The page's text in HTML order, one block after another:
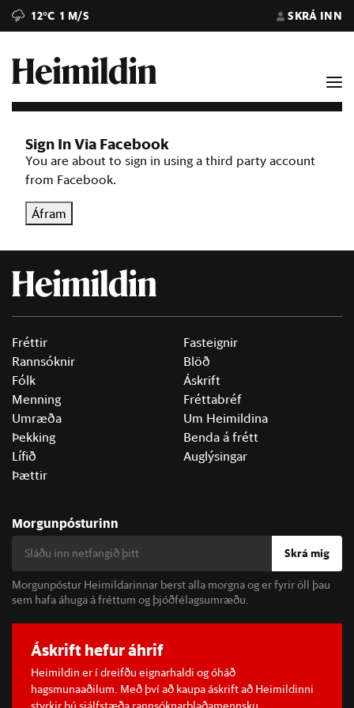
12°C 1 M/S SKRÁ INN
Sign In Via Facebook
You are about to sign in using a third party account
from Facebook.
Áfram
Fréttir
Rannsóknir
Fólk
Menning
Umræða
Þekking
Lífið
Þættir
Fasteignir
Blöð
Áskrift
Fréttabréf
Um Heimildina
Benda á frétt
Auglýsingar
Morgunpósturinn
Skrá mig
Morgunpóstur Heimildarinnar berst alla morgna og er fyrir öll þau
sem hafa áhuga á fréttum og þjóðfélagsumræðu.
Áskrift hefur áhrif
Heimildin er í dreifðu eignarhaldi og óháð
hagsmunaaðilum. Með því að kaupa áskrift að Heimildinni